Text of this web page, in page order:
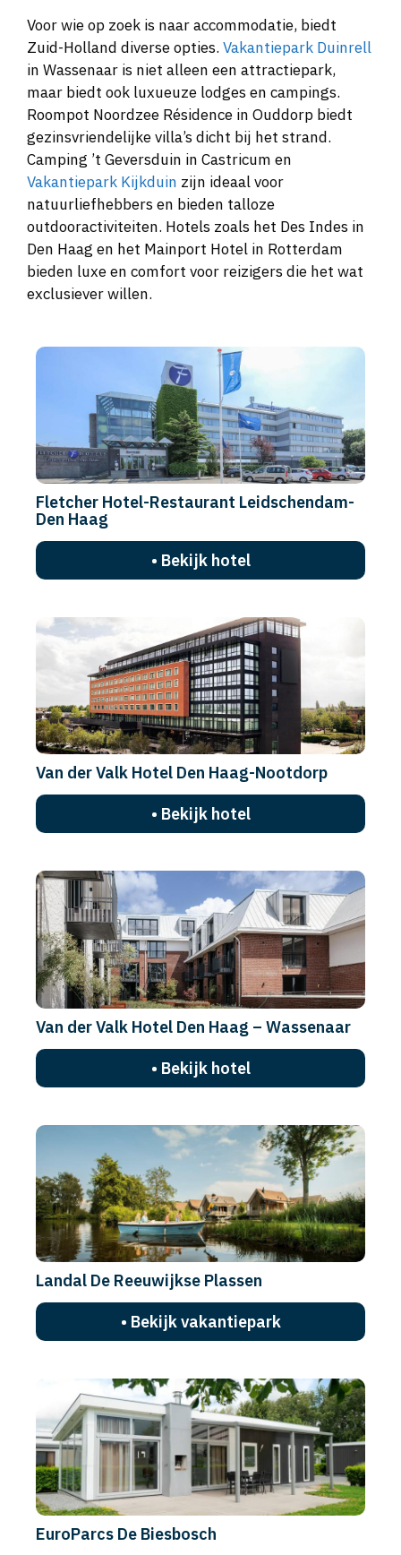
Voor wie op zoek is naar accommodatie, biedt
Zuid-Holland diverse opties. Vakantiepark Duinrell
in Wassenaar is niet alleen een attractiepark,
maar biedt ook luxueuze lodges en campings.
Roompot Noordzee Résidence in Ouddorp biedt
gezinsvriendelijke villa’s dicht bij het strand.
Camping ’t Geversduin in Castricum en
Vakantiepark Kijkduin zijn ideaal voor
natuurliefhebbers en bieden talloze
outdooractiviteiten. Hotels zoals het Des Indes in
Den Haag en het Mainport Hotel in Rotterdam
bieden luxe en comfort voor reizigers die het wat
exclusiever willen.
Fletcher Hotel-Restaurant Leidschendam-
Den Haag
• Bekijk hotel
Van der Valk Hotel Den Haag-Nootdorp
• Bekijk hotel
Van der Valk Hotel Den Haag – Wassenaar
• Bekijk hotel
Landal De Reeuwijkse Plassen
• Bekijk vakantiepark
EuroParcs De Biesbosch